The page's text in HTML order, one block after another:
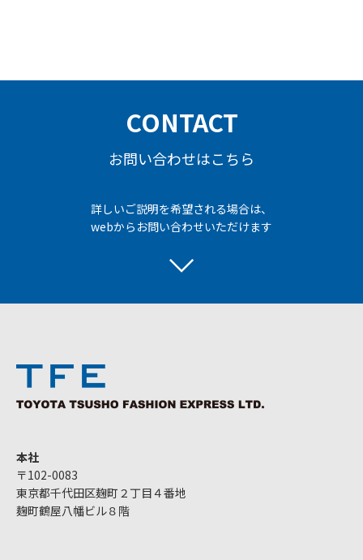
CONTACT
お問い合わせはこちら
詳しいご説明を希望される場合は、
webからお問い合わせいただけます
本社
〒102-0083
東京都千代田区麹町２丁目４番地
麹町鶴屋八幡ビル８階